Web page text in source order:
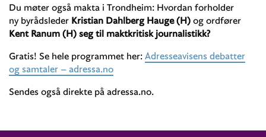
Du møter også makta i Trondheim: Hvordan forholder
ny byrådsleder Kristian Dahlberg Hauge (H) og ordfører
Kent Ranum (H) seg til maktkritisk journalistikk?
Gratis! Se hele programmet her: Adresseavisens debatter
og samtaler – adressa.no
Sendes også direkte på adressa.no.